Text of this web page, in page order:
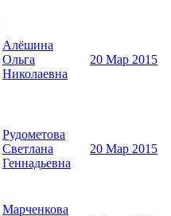
Алёшина
Ольга
Николаевна
20 Мар 2015
Рудометова
Светлана
Геннадьевна
20 Мар 2015
Марченкова